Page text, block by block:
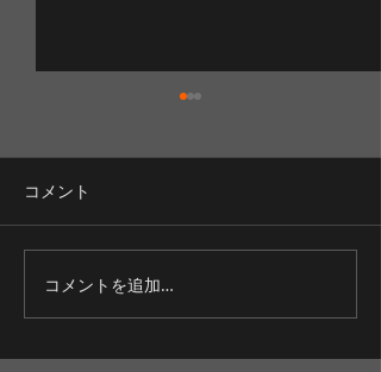
ワカサギ釣りの醍醐味？
コメント
コメントを追加…